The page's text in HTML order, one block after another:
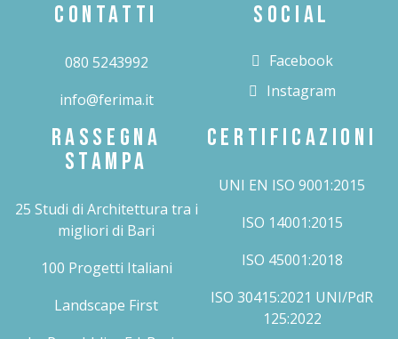
CONTATTI
080 5243992
info@ferima.it
SOCIAL
Facebook
Instagram
RASSEGNA
STAMPA
25 Studi di Architettura tra i
migliori di Bari
100 Progetti Italiani
Landscape First
CERTIFICAZIONI
UNI EN ISO 9001:2015
ISO 14001:2015
ISO 45001:2018
ISO 30415:2021 UNI/PdR
125:2022